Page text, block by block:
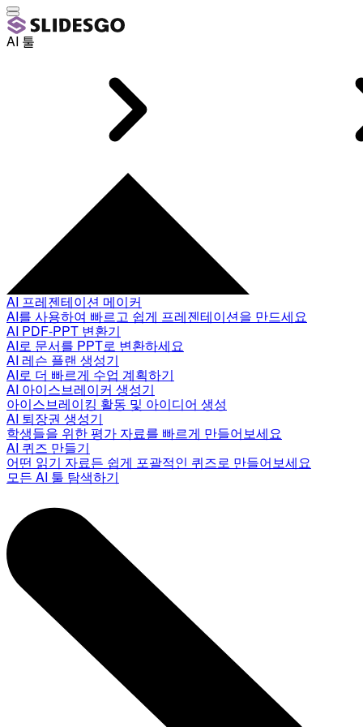
AI 툴
AI 프레젠테이션 메이커
AI를 사용하여 빠르고 쉽게 프레젠테이션을 만드세요
AI PDF-PPT 변환기
AI로 문서를 PPT로 변환하세요
AI 레슨 플랜 생성기
AI로 더 빠르게 수업 계획하기
AI 아이스브레이커 생성기
아이스브레이킹 활동 및 아이디어 생성
AI 퇴장권 생성기
학생들을 위한 평가 자료를 빠르게 만들어보세요
AI 퀴즈 만들기
어떤 읽기 자료든 쉽게 포괄적인 퀴즈로 만들어보세요
모든 AI 툴 탐색하기